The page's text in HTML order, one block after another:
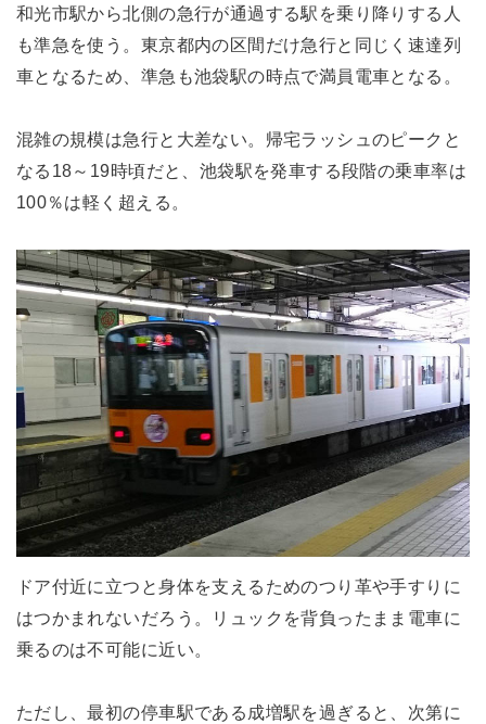
和光市駅から北側の急行が通過する駅を乗り降りする人
も準急を使う。東京都内の区間だけ急行と同じく速達列
車となるため、準急も池袋駅の時点で満員電車となる。
混雑の規模は急行と大差ない。帰宅ラッシュのピークと
なる18～19時頃だと、池袋駅を発車する段階の乗車率は
100％は軽く超える。
ドア付近に立つと身体を支えるためのつり革や手すりに
はつかまれないだろう。リュックを背負ったまま電車に
乗るのは不可能に近い。
ただし、最初の停車駅である成増駅を過ぎると、次第に